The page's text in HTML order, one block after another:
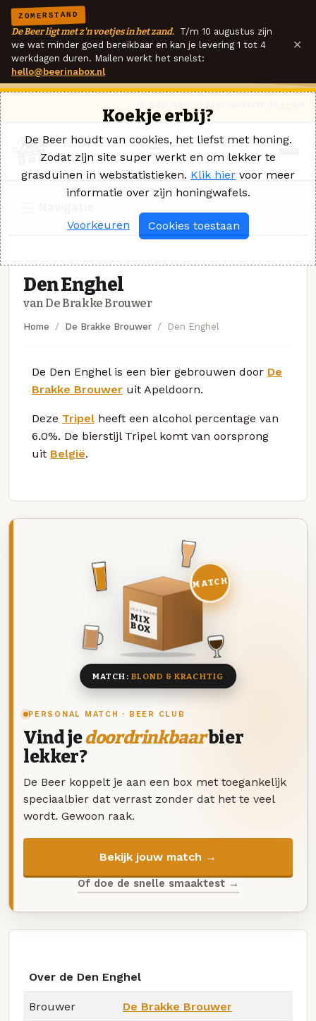
ZOMERSTAND
De Beer ligt met z'n voetjes in het zand. T/m 10 augustus zijn
we wat minder goed bereikbaar en kan je levering 1 tot 4
werkdagen duren. Mailen werkt het snelst:
hello@beerinabox.nl
×
Den Enghel
van De Brakke Brouwer
Home De Brakke Brouwer Den Enghel
De Den Enghel is een bier gebrouwen door De
Brakke Brouwer uit Apeldoorn.
Deze Tripel heeft een alcohol percentage van
6.0%. De bierstijl Tripel komt van oorsprong
uit België.
PERSONAL MATCH · BEER CLUB
Vind jedoordrinkbaarbier
lekker?
De Beer koppelt je aan een box met toegankelijk
speciaalbier dat verrast zonder dat het te veel
wordt. Gewoon raak.
Bekijk jouw match →
Of doe de snelle smaaktest →
DEZE MAAND
MIX
BOX
8 BIEREN
MATCH
MATCH: BLOND & KRACHTIG
Over de Den Enghel
Brouwer De Brakke Brouwer
Koekje erbij?
De Beer houdt van cookies, het liefst met honing.
Zodat zijn site super werkt en om lekker te
grasduinen in webstatistieken. Klik hier voor meer
informatie over zijn honingwafels.
Voorkeuren Cookies toestaan